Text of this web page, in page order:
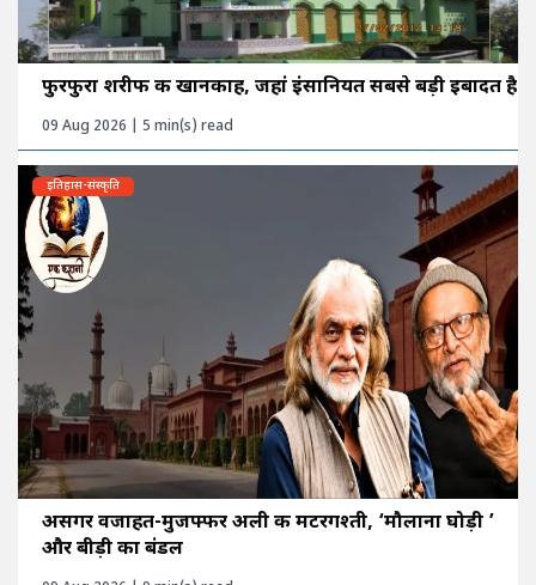
फुरफुरा शरीफ की खानकाह, जहां इंसानियत सबसे बड़ी इबादत है
09 Aug 2026 | 5 min(s) read
इतिहास-संस्कृति
असगर वजाहत-मुजफ्फर अली की मटरगश्ती, ‘मौलाना घोड़ी ’
और बीड़ी का बंडल